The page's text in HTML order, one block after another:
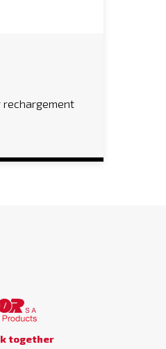
rechargement
together